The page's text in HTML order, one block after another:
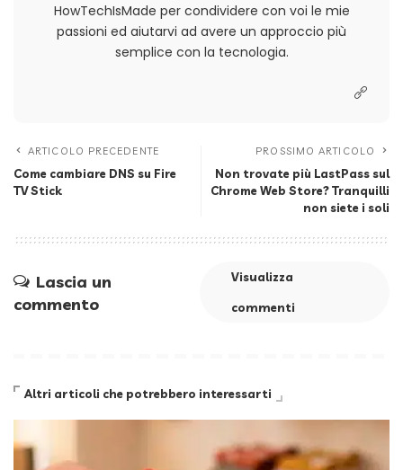
HowTechIsMade per condividere con voi le mie
passioni ed aiutarvi ad avere un approccio più
semplice con la tecnologia.
ARTICOLO PRECEDENTE
Come cambiare DNS su Fire
TV Stick
PROSSIMO ARTICOLO
Non trovate più LastPass sul
Chrome Web Store? Tranquilli
non siete i soli
Lascia un
commento
Visualizza
commenti
Altri articoli che potrebbero interessarti